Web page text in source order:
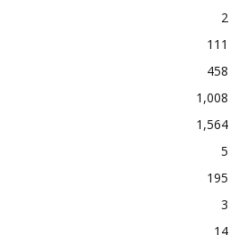
2
111
458
1,008
1,564
5
195
3
14